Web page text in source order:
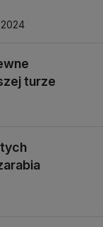
2024
turze